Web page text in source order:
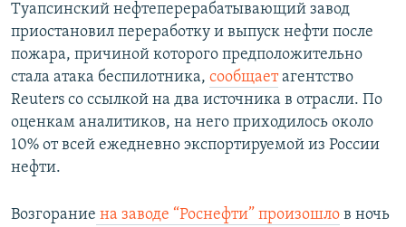
Все сайты РСЕ/РС
Туапсинский нефтеперерабатывающий завод
приостановил переработку и выпуск нефти после
пожара, причиной которого предположительно
стала атака беспилотника, сообщаетагентство
Reuters со ссылкой на два источника в отрасли. По
оценкам аналитиков, на него приходилось около
10% от всей ежедневно экспортируемой из России
нефти.
Возгорание на заводе “Роснефти” произошло в ночь